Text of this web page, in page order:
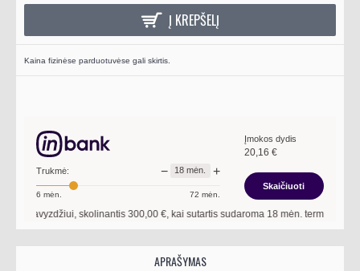
Į KREPŠELĮ
Kaina fizinėse parduotuvėse gali skirtis.
Trukmė: − 18 mėn. +
6 mėn. 72 mėn.
Įmokos dydis
20,16 €
Skaičiuoti
Pavyzdžiui, skolinantis300,00€, kai sutartis sudaroma18mėn. terminui,
APRAŠYMAS